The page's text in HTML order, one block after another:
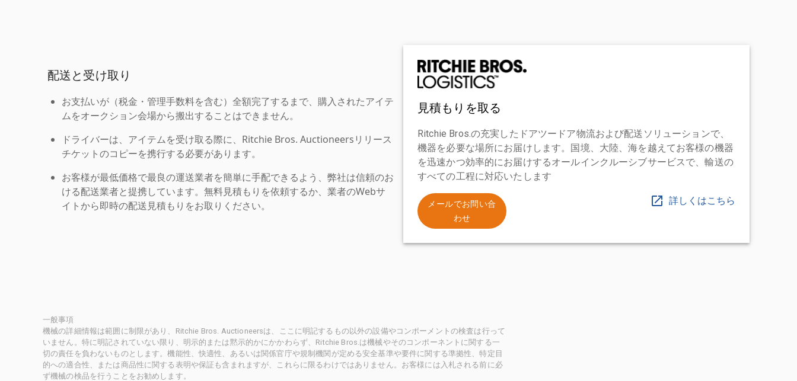
配送と受け取り
お支払いが（税金・管理手数料を含む）全額完了するまで、購入されたアイテ
ムをオークション会場から搬出することはできません。
ドライバーは、アイテムを受け取る際に、Ritchie Bros. Auctioneersリリース
チケットのコピーを携行する必要があります。
お客様が最低価格で最良の運送業者を簡単に手配できるよう、弊社は信頼のお
ける配送業者と提携しています。無料見積もりを依頼するか、業者のWebサ
イトから即時の配送見積もりをお取りください。
見積もりを取る
Ritchie Bros.の充実したドアツードア物流および配送ソリューションで、
機器を必要な場所にお届けします。国境、大陸、海を越えてお客様の機器
を迅速かつ効率的にお届けするオールインクルーシブサービスで、輸送の
すべての工程に対応いたします
メールでお問い合
わせ
詳しくはこちら
一般事項
機械の詳細情報は範囲に制限があり、Ritchie Bros. Auctioneersは、ここに明記するもの以外の設備やコンポーメントの検査は行って
いません。特に明記されていない限り、明示的または黙示的かにかかわらず、Ritchie Bros.は機械やそのコンポーネントに関する一
切の責任を負わないものとします。機能性、快適性、あるいは関係官庁や規制機関が定める安全基準や要件に関する準拠性、特定目
的への適合性、または商品性に関する表明や保証も含まれますが、これらに限るわけではありません。お客様には入札される前に必
ず機械の検品を行うことをお勧めします。